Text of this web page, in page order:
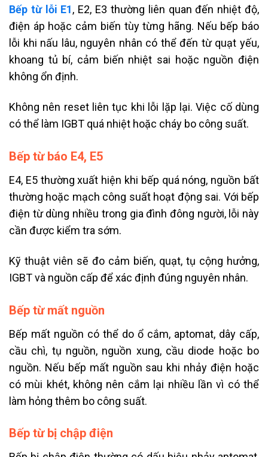
Bếp từ lỗi E1, E2, E3 thường liên quan đến nhiệt độ,
điện áp hoặc cảm biến tùy từng hãng. Nếu bếp báo
lỗi khi nấu lâu, nguyên nhân có thể đến từ quạt yếu,
khoang tủ bí, cảm biến nhiệt sai hoặc nguồn điện
không ổn định.
Không nên reset liên tục khi lỗi lặp lại. Việc cố dùng
có thể làm IGBT quá nhiệt hoặc cháy bo công suất.
Bếp từ báo E4, E5
E4, E5 thường xuất hiện khi bếp quá nóng, nguồn bất
thường hoặc mạch công suất hoạt động sai. Với bếp
điện từ dùng nhiều trong gia đình đông người, lỗi này
cần được kiểm tra sớm.
Kỹ thuật viên sẽ đo cảm biến, quạt, tụ cộng hưởng,
IGBT và nguồn cấp để xác định đúng nguyên nhân.
Bếp từ mất nguồn
Bếp mất nguồn có thể do ổ cắm, aptomat, dây cấp,
cầu chì, tụ nguồn, nguồn xung, cầu diode hoặc bo
nguồn. Nếu bếp mất nguồn sau khi nhảy điện hoặc
có mùi khét, không nên cắm lại nhiều lần vì có thể
làm hỏng thêm bo công suất.
Bếp từ bị chập điện